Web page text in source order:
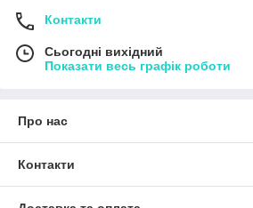
Контакти
Сьогодні вихідний
Показати весь графік роботи
Про нас
Контакти